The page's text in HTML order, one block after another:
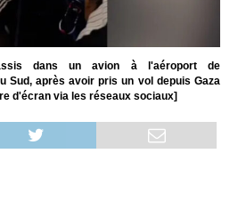
dans un avion à l'aéroport de
Sud, après avoir pris un vol depuis Gaza
d'écran via les réseaux sociaux]